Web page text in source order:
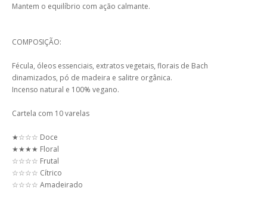
Mantem o equilíbrio com ação calmante.
COMPOSIÇÃO:
Fécula, óleos essenciais, extratos vegetais, florais de Bach
dinamizados, pó de madeira e salitre orgânica.
Incenso natural e 100% vegano.
Cartela com 10 varelas
★☆☆☆ Doce
★★★★ Floral
☆☆☆☆ Frutal
☆☆☆☆ Cítrico
☆☆☆☆ Amadeirado